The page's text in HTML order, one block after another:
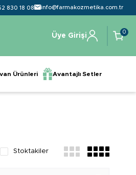
830 18 08 info@farmakozmetika.com.tr
Üye Girişi
0
Ürünleri Avantajlı Setler
Stoktakiler